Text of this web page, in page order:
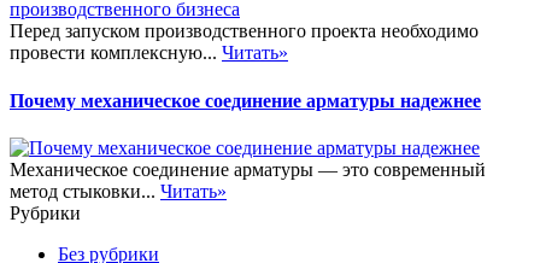
Перед запуском производственного проекта необходимо
провести комплексную... Читать»
Почему механическое соединение арматуры надежнее
Механическое соединение арматуры — это современный
метод стыковки... Читать»
Рубрики
Без рубрики